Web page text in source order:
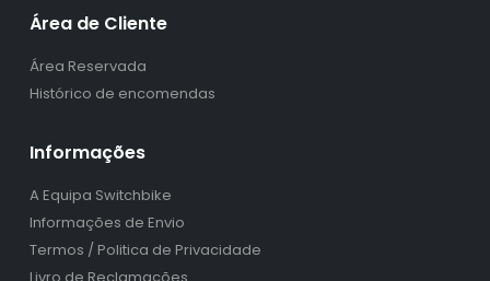
Área de Cliente
Área Reservada
Histórico de encomendas
Informações
A Equipa Switchbike
Informações de Envio
Termos / Politica de Privacidade